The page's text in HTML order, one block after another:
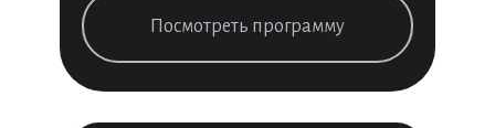
Посмотреть программу